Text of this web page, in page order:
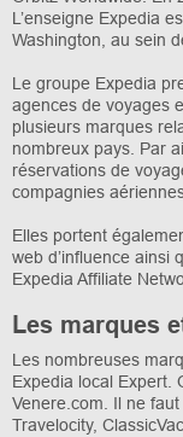
L’enseigne Expedia
Washington, au sein
Le groupe Expedia
agences de voyages
plusieurs marques
nombreux pays. Par
réservations de
compagnies
Elles portent
web d’influence ainsi
Expedia Affiliate
Les marques
Les nombreuses
Expedia local Expert.
Venere.com. Il ne
Travelocity,